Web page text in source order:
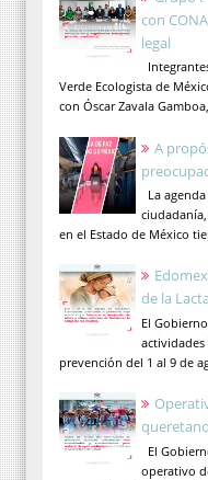
con
legal
Verde Ecologista de
con Óscar Zavala
A
La
en el Estado de México
de la
El
prevención del 1 al 9 de
El
operativo